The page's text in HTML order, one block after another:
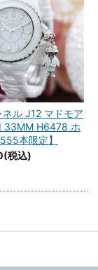
ル J12 マドモア
33MM H6478 ホ
本限定】
(税込)